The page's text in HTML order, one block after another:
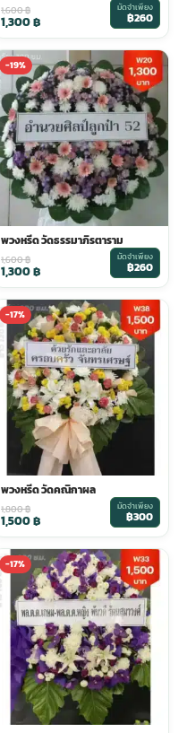
1,600฿
1,300฿
มัดจำเพียง
฿260
-19%
พวงหรีด วัดธรรมาภิรตาราม
1,600฿
1,300฿
มัดจำเพียง
฿260
-17%
พวงหรีด วัดคณิกาผล
1,800฿
1,500฿
มัดจำเพียง
฿300
-17%